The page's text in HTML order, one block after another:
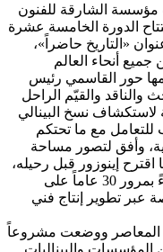
مؤسسة الشارقة للفنون
جديداً لافتتاح الدورة الخامسة عشرة
«التاريخ حاضراً»،
حور القاسمي رئيس
والناقد والقيّم الراحل
لاستكشاف نسخ البينالي
للتعامل مع ما تحتكم
وأفق لتصور مساحة
اقترح إينوزور قبل رحيله،
أن يتم تكليف 30 عملاً لهذه النسخة احتفاءً بمرور 30 عاماً على
عبر تطوير إنتاج فني
المعاصر ووضعت مشروعاً
والبيناليات